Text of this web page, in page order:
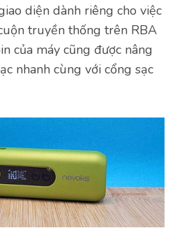
diện dành riêng cho việc
truyền thống trên RBA
của máy cũng được nâng
nhanh cùng với cổng sạc